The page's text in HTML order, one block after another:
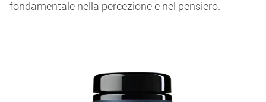
fondamentale nella percezione e nel pensiero.